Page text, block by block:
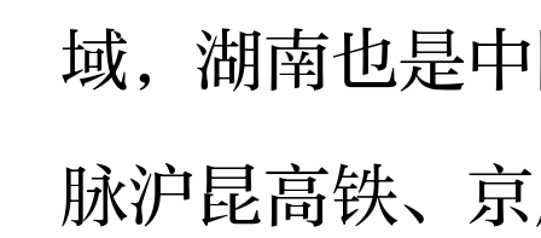
域，湖南也是
脉沪昆高铁、